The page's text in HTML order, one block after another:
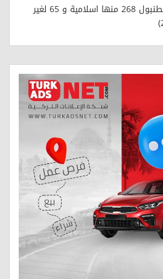
هناك 333 مقبرة في اسطنبول 268 منها اسلامية و 65 لغير